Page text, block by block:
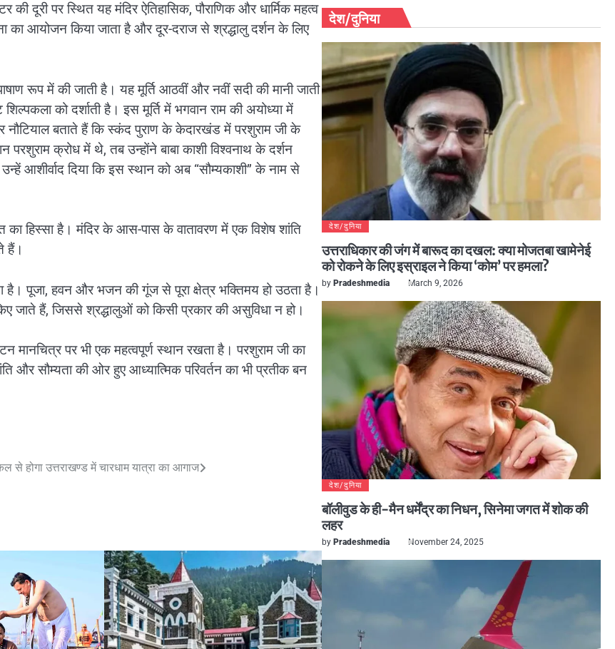
दूरी पर स्थित यह मंदिर ऐतिहासिक, पौराणिक और धार्मिक महत्व
का आयोजन किया जाता है और दूर-दराज से श्रद्धालु दर्शन के लिए
रूप में की जाती है। यह मूर्ति आठवीं और नवीं सदी की मानी जाती
को दर्शाती है। इस मूर्ति में भगवान राम की अयोध्या में
नौटियाल बताते हैं कि स्कंद पुराण के केदारखंड में परशुराम जी के
क्रोध में थे, तब उन्होंने बाबा काशी विश्वनाथ के दर्शन
आशीर्वाद दिया कि इस स्थान को अब “सौम्यकाशी” के नाम से
का हिस्सा है। मंदिर के आस-पास के वातावरण में एक विशेष शांति
हैं।
है। पूजा, हवन और भजन की गूंज से पूरा क्षेत्र भक्तिमय हो उठता है।
जाते हैं, जिससे श्रद्धालुओं को किसी प्रकार की असुविधा न हो।
मानचित्र पर भी एक महत्वपूर्ण स्थान रखता है। परशुराम जी का
सौम्यता की ओर हुए आध्यात्मिक परिवर्तन का भी प्रतीक बन
से होगा उत्तराखण्ड में चारधाम यात्रा का आगाज
देश/दुनिया
देश/दुनिया
उत्तराधिकार की जंग में बारूद का दखल: क्या मोजतबा खामेनेई
को रोकने के लिए इस्राइल ने किया ‘कोम’ पर हमला?
by Pradeshmedia March 9, 2026
देश/दुनिया
बॉलीवुड के ही-मैन धर्मेंद्र का निधन, सिनेमा जगत में शोक की
लहर
by Pradeshmedia November 24, 2025